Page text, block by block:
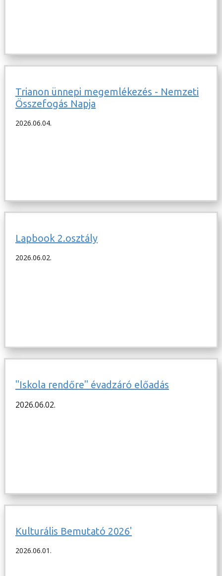
Trianon ünnepi megemlékezés - Nemzeti
Összefogás Napja
2026.06.04.
Lapbook 2.osztály
2026.06.02.
"Iskola rendőre" évadzáró előadás
2026.06.02.
Kulturális Bemutató 2026'
2026.06.01.